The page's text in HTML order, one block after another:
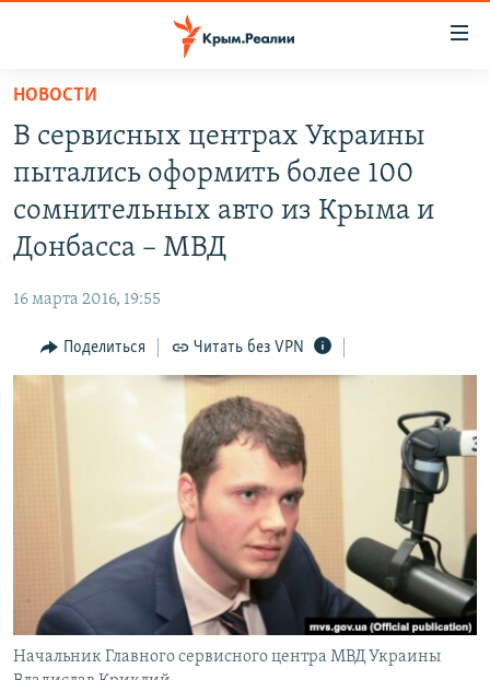
Вернуться
основному
содержанию
главной
Вернутся
поиску
СПЕЦПРОЕКТЫ
КАРТА ВОЕННЫХ ОБЪЕКТОВ КРЫМА
ИСТОРИЯ
ИНТЕРАКТИВ
ИНФОГРАФИКА
ТЕЛЕПРОЕКТ КРЫМ.РЕАЛИИ
СОВЕТЫ ПРАВОЗАЩИТНИКОВ
ПРОПАВШИЕ БЕЗ ВЕСТИ
ПОБЕДИТЕЛЕЙ НЕ СУДЯТ?
КРЫМ.НЕПОКОРЕННЫЙ
ELIFBE
УКРАИНСКАЯ ПРОБЛЕМА КРЫМА
РАДІО СВОБОДА
КАК ОБОЙТИ БЛОКИРОВКУ
Все сайты RFE/RL
НОВОСТИ
В сервисных центрах Украины
пытались оформить более 100
сомнительных авто из Крыма и
Донбасса – МВД
16 марта 2016, 19:55
Поделиться Читать без VPN
Начальник Главного сервисного центра МВД Украины